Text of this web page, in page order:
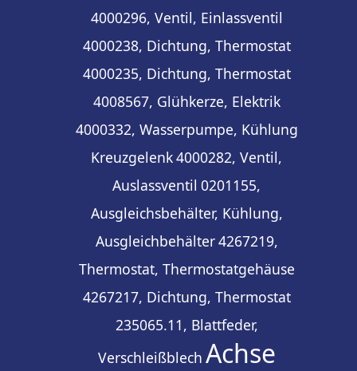
4000296, Ventil, Einlassventil
4000238, Dichtung, Thermostat
4000235, Dichtung, Thermostat
4008567, Glühkerze, Elektrik
4000332, Wasserpumpe, Kühlung
Kreuzgelenk4000282, Ventil,
Auslassventil 0201155,
Ausgleichsbehälter, Kühlung,
Ausgleichbehälter4267219,
Thermostat, Thermostatgehäuse
4267217, Dichtung, Thermostat
235065.11, Blattfeder,
Verschleißblech Achse